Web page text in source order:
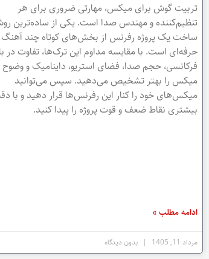
تربیت گوش برای میکس، مهارتی ضروری برای هر
تنظیم‌کننده و مهندس صدا است. یکی از ساده‌ترین
ساخت یک پروژه رفرنس از بخش‌های کوتاه چند آهنگ
حرفه‌ای است. با مقایسه مداوم این ترک‌ها، تفاوت در
فرکانسی، حجم صدا، فضای استریو، داینامیک و وضوح
میکس را بهتر تشخیص می‌دهید. سپس می‌توانید
میکس‌های خود را کنار این رفرنس‌ها قرار دهید و با
بیشتری نقاط ضعف و قوت پروژه را پیدا کنید.
ادامه مطلب »
مرداد 11, 1405 بدون دیدگاه